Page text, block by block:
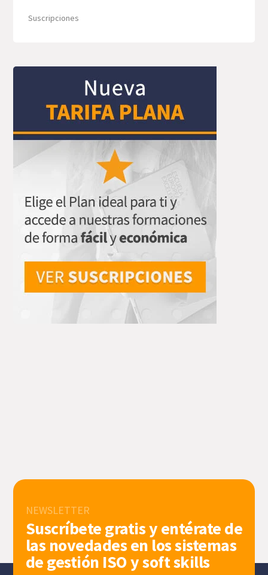
Suscripciones
NEWSLETTER
Suscríbete gratis y entérate de
las novedades en los sistemas
de gestión ISO y soft skills